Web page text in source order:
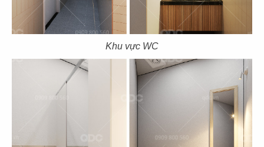
Khu vực WC
PHỞ HÀ NỘI
Fountain Valley
120
PHỞ HÀ NỘI
CN San Jose - USA
LEKAO'S COFFEE